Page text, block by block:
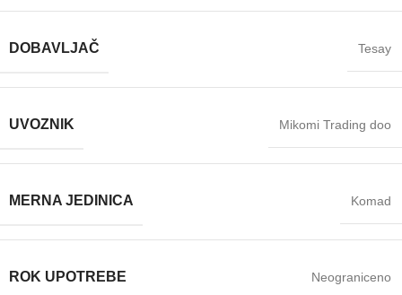
DOBAVLJAČ Tesay
UVOZNIK Mikomi Trading doo
MERNA JEDINICA Komad
ROK UPOTREBE Neograniceno